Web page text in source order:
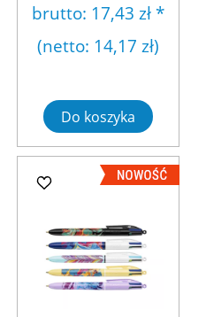
brutto: 17,43 zł *
(netto: 14,17 zł)
Do koszyka